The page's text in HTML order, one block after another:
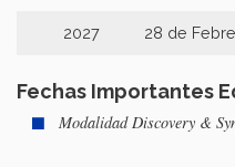
2027 28 de
Fechas Importantes
Modalidad Discovery &